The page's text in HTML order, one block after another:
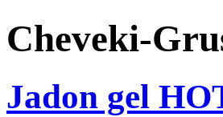
Cheveki-
Jadon gel